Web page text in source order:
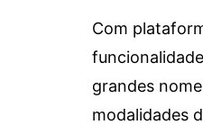
Com
grandes
modalidades